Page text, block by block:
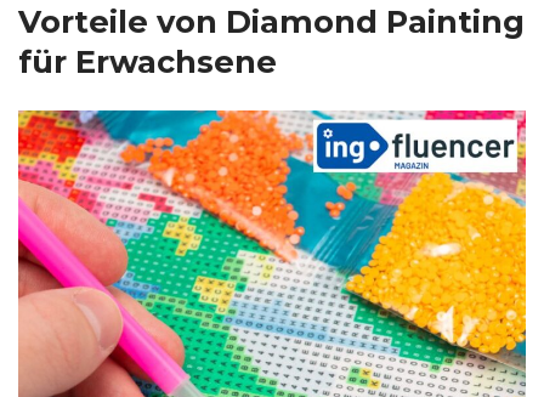
Vorteile von Diamond Painting
für Erwachsene